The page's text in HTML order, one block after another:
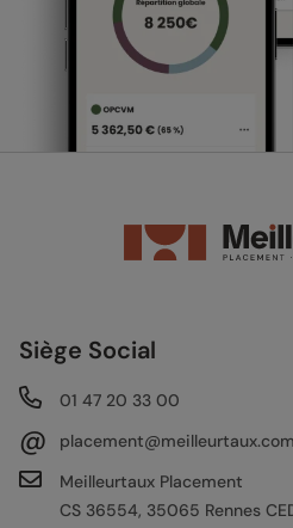
Siège Social
01 47 20 33 00
@
placement@meilleurtaux.com
Meilleurtaux Placement
CS 36554, 35065 Rennes